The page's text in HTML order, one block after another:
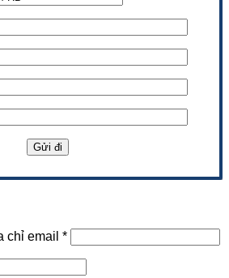
chỉ email *